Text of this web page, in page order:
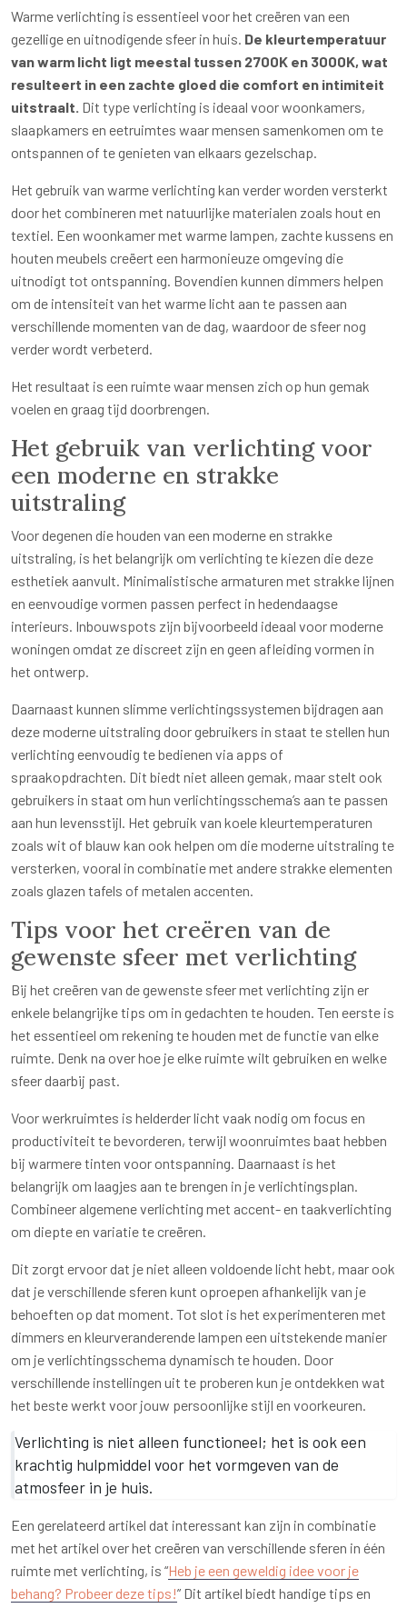
Warme verlichting is essentieel voor het creëren van een
gezellige en uitnodigende sfeer in huis. De kleurtemperatuur
van warm licht ligt meestal tussen 2700K en 3000K, wat
resulteert in een zachte gloed die comfort en intimiteit
uitstraalt. Dit type verlichting is ideaal voor woonkamers,
slaapkamers en eetruimtes waar mensen samenkomen om te
ontspannen of te genieten van elkaars gezelschap.
Het gebruik van warme verlichting kan verder worden versterkt
door het combineren met natuurlijke materialen zoals hout en
textiel. Een woonkamer met warme lampen, zachte kussens en
houten meubels creëert een harmonieuze omgeving die
uitnodigt tot ontspanning. Bovendien kunnen dimmers helpen
om de intensiteit van het warme licht aan te passen aan
verschillende momenten van de dag, waardoor de sfeer nog
verder wordt verbeterd.
Het resultaat is een ruimte waar mensen zich op hun gemak
voelen en graag tijd doorbrengen.
Het gebruik van verlichting voor
een moderne en strakke
uitstraling
Voor degenen die houden van een moderne en strakke
uitstraling, is het belangrijk om verlichting te kiezen die deze
esthetiek aanvult. Minimalistische armaturen met strakke lijnen
en eenvoudige vormen passen perfect in hedendaagse
interieurs. Inbouwspots zijn bijvoorbeeld ideaal voor moderne
woningen omdat ze discreet zijn en geen afleiding vormen in
het ontwerp.
Daarnaast kunnen slimme verlichtingssystemen bijdragen aan
deze moderne uitstraling door gebruikers in staat te stellen hun
verlichting eenvoudig te bedienen via apps of
spraakopdrachten. Dit biedt niet alleen gemak, maar stelt ook
gebruikers in staat om hun verlichtingsschema’s aan te passen
aan hun levensstijl. Het gebruik van koele kleurtemperaturen
zoals wit of blauw kan ook helpen om die moderne uitstraling te
versterken, vooral in combinatie met andere strakke elementen
zoals glazen tafels of metalen accenten.
Tips voor het creëren van de
gewenste sfeer met verlichting
Bij het creëren van de gewenste sfeer met verlichting zijn er
enkele belangrijke tips om in gedachten te houden. Ten eerste is
het essentieel om rekening te houden met de functie van elke
ruimte. Denk na over hoe je elke ruimte wilt gebruiken en welke
sfeer daarbij past.
Voor werkruimtes is helderder licht vaak nodig om focus en
productiviteit te bevorderen, terwijl woonruimtes baat hebben
bij warmere tinten voor ontspanning. Daarnaast is het
belangrijk om laagjes aan te brengen in je verlichtingsplan.
Combineer algemene verlichting met accent- en taakverlichting
om diepte en variatie te creëren.
Dit zorgt ervoor dat je niet alleen voldoende licht hebt, maar ook
dat je verschillende sferen kunt oproepen afhankelijk van je
behoeften op dat moment. Tot slot is het experimenteren met
dimmers en kleurveranderende lampen een uitstekende manier
om je verlichtingsschema dynamisch te houden. Door
verschillende instellingen uit te proberen kun je ontdekken wat
het beste werkt voor jouw persoonlijke stijl en voorkeuren.
Verlichting is niet alleen functioneel; het is ook een
krachtig hulpmiddel voor het vormgeven van de
atmosfeer in je huis.
Een gerelateerd artikel dat interessant kan zijn in combinatie
met het artikel over het creëren van verschillende sferen in één
ruimte met verlichting, is “Heb je een geweldig idee voor je
behang? Probeer deze tips!” Dit artikel biedt handige tips en